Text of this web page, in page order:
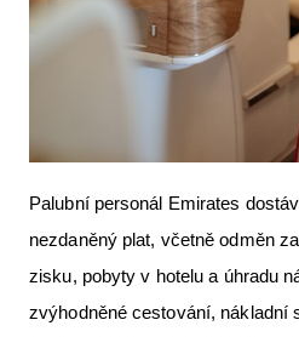
Palubní personál Emirates
nezdaněný plat, včetně odměn
zisku, pobyty v hotelu a úhradu
zvýhodněné cestování, nákladní